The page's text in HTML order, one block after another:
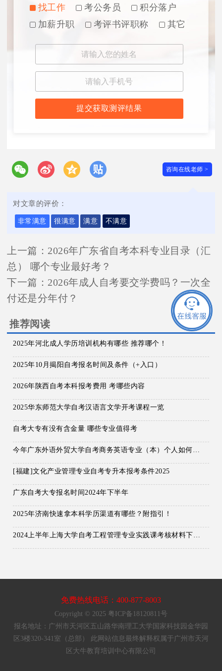
找工作 考公务员
积分落户
加薪升职
考评书评职称 其它
提交获取测评结果
咨询在线老师 >
对文章的评价：
非常满意 很满意 满意 不满意
上一篇： 2026年广东省自考本科专业目录（汇
总） 哪个专业最好考？
下一篇： 2026年成人自考要交学费吗？一次全
付还是分年付？
推荐阅读
2025年河北成人学历培训机构有哪些 推荐哪个！
2025年10月揭阳自考报名时间及条件（+入口）
2026年陕西自考本科报考费用 考哪些内容
2025华东师范大学自考汉语言文学开考课程一览
自考大专有没有含金量 哪些专业值得考
今年广东外语外贸大学自考商务英语专业（本）个人如何报名？
[福建]文化产业管理专业自考专升本报考条件2025
广东自考大专报名时间2024年下半年
2025年济南快速拿本科学历渠道有哪些？附指引！
2024上半年上海大学自考工程管理专业实践课考核材料下载时间调整通知
免费热线电话：400-877-8003
Copyright © 2025 粤ICP备18120811号
报名地址：广州市天河区五山路华南理工大学国家科技园金华园
区3楼320-341室（总部） 此网站信息最终解释权属于广州市天河
区大牛教育培训中心有限公司